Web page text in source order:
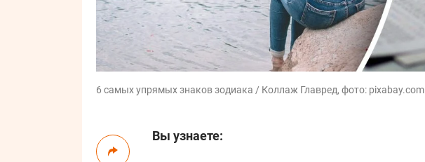
6 самых упрямых знаков зодиака / Коллаж Главред, фото: pixabay.com
Вы узнаете: